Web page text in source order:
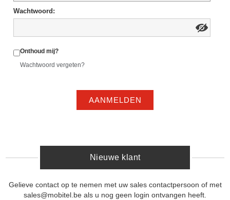
Wachtwoord:
Onthoud mij?
Wachtwoord vergeten?
AANMELDEN
Nieuwe klant
Gelieve contact op te nemen met uw sales contactpersoon of met
sales@mobitel.be als u nog geen login ontvangen heeft.